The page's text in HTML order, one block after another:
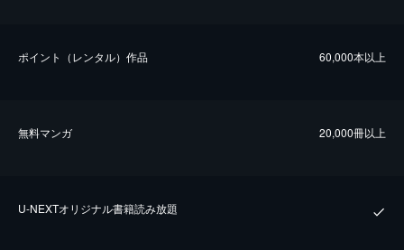
ポイント（レンタル）作品 60,000本以上
無料マンガ 20,000冊以上
U-NEXTオリジナル書籍読み放題